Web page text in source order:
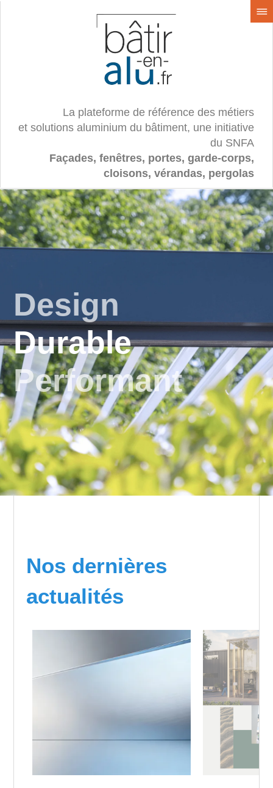
La plateforme de référence des métiers
et solutions aluminium du bâtiment, une initiative
du SNFA
Façades, fenêtres, portes, garde-corps,
cloisons, vérandas, pergolas
Design
Durable
Performant
Nos dernières
actualités